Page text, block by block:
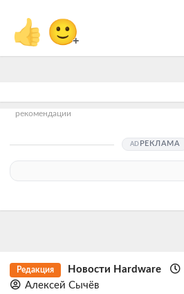
👍 🙂+
рекомендации
РЕКЛАМА
Редакция Новости Hardware
Алексей Сычёв